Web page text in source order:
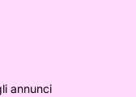
annunci